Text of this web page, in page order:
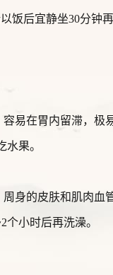
饭后宜静坐30分钟再
易在胃内留滞，极
水果。
身的皮肤和肌肉血
个小时后再洗澡。